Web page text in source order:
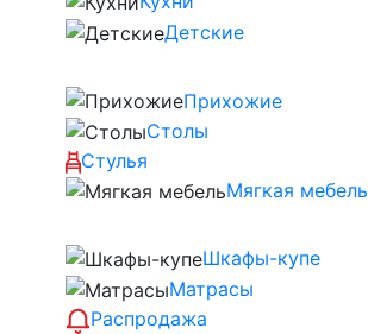
Детские
Прихожие
Столы
Стулья
Мягкая мебель
Шкафы-купе
Матрасы
Распродажа